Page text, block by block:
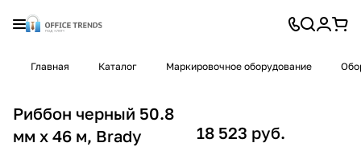
Главная Каталог Маркировочное оборудование
Риббон черный 50.8
мм х 46 м, Brady
18 523 руб.